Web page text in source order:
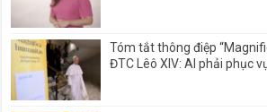
Tóm tắt thông điệp
ĐTC Lêô XIV: AI phải phục